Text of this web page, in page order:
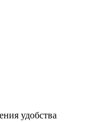
удобства